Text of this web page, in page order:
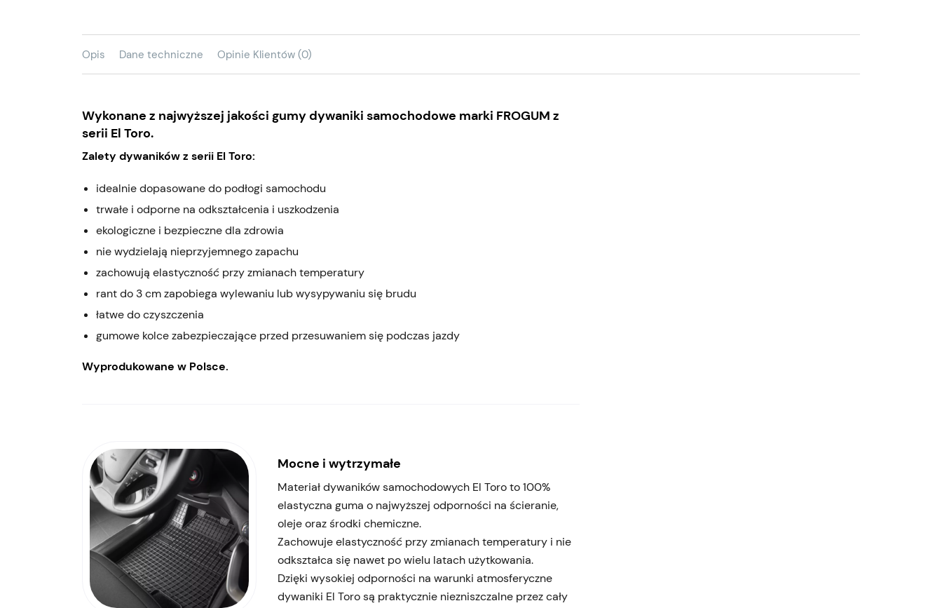
Opis Dane techniczne Opinie Klientów (0)
Wykonane z najwyższej jakości gumy dywaniki samochodowe marki FROGUM z
serii El Toro.
Zalety dywaników z serii El Toro:
idealnie dopasowane do podłogi samochodu
trwałe i odporne na odkształcenia i uszkodzenia
ekologiczne i bezpieczne dla zdrowia
nie wydzielają nieprzyjemnego zapachu
zachowują elastyczność przy zmianach temperatury
rant do 3 cm zapobiega wylewaniu lub wysypywaniu się brudu
łatwe do czyszczenia
gumowe kolce zabezpieczające przed przesuwaniem się podczas jazdy
Wyprodukowane w Polsce.
Mocne i wytrzymałe
Materiał dywaników samochodowych El Toro to 100%
elastyczna guma o najwyższej odporności na ścieranie,
oleje oraz środki chemiczne.
Zachowuje elastyczność przy zmianach temperatury i nie
odkształca się nawet po wielu latach użytkowania.
Dzięki wysokiej odporności na warunki atmosferyczne
dywaniki El Toro są praktycznie niezniszczalne przez cały